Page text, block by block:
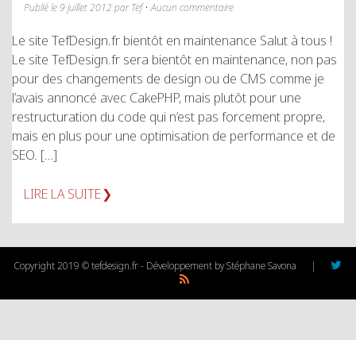
Publié le 9 juillet 2012 par Tef • Aucun commentaire
Le site TefDesign.fr bientôt en maintenance Salut à tous !
Le site TefDesign.fr sera bientôt en maintenance, non pas
pour des changements de design ou de CMS comme je
l’avais annoncé avec CakePHP, mais plutôt pour une
restructuration du code qui n’est pas forcement propre,
mais en plus pour une optimisation de performance et de
SEO. […]
LIRE LA SUITE
Copyright 2019 © tefdesign.fr - Développement by Stéphane Savona |